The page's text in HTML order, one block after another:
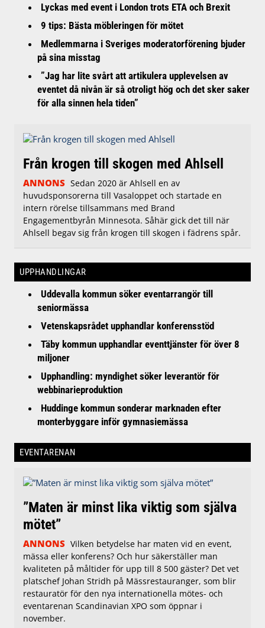
Lyckas med event i London trots ETA och Brexit
9 tips: Bästa möbleringen för mötet
Medlemmarna i Sveriges moderatorförening bjuder
på sina misstag
”Jag har lite svårt att artikulera upplevelsen av
eventet då nivån är så otroligt hög och det sker saker
för alla sinnen hela tiden”
Från krogen till skogen med Ahlsell
ANNONS Sedan 2020 är Ahlsell en av
huvudsponsorerna till Vasaloppet och startade en
intern rörelse tillsammans med Brand
Engagementbyrån Minnesota. Såhär gick det till när
Ahlsell begav sig från krogen till skogen i fädrens spår.
UPPHANDLINGAR
Uddevalla kommun söker eventarrangör till
seniormässa
Vetenskapsrådet upphandlar konferensstöd
Täby kommun upphandlar eventtjänster för över 8
miljoner
Upphandling: myndighet söker leverantör för
webbinarieproduktion
Huddinge kommun sonderar marknaden efter
monterbyggare inför gymnasiemässa
EVENTARENAN
”Maten är minst lika viktig som själva
mötet”
ANNONS Vilken betydelse har maten vid en event,
mässa eller konferens? Och hur säkerställer man
kvaliteten på måltider för upp till 8 500 gäster? Det vet
platschef Johan Stridh på Mässrestauranger, som blir
restauratör för den nya internationella mötes- och
eventarenan Scandinavian XPO som öppnar i
november.